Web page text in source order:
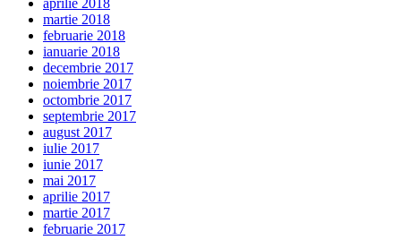
martie 2018
februarie 2018
ianuarie 2018
decembrie 2017
noiembrie 2017
octombrie 2017
septembrie 2017
august 2017
iulie 2017
iunie 2017
mai 2017
aprilie 2017
martie 2017
februarie 2017